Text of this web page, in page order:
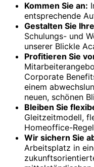
Kommen Sie an:
entsprechende
Gestalten Sie
Schulungs- und
unserer Blickle
Profitieren Sie
Corporate
einem
neuen, schönen
Bleiben Sie
Gleitzeitmodell,
Homeoffice-
Wir sichern Sie
Arbeitsplatz in